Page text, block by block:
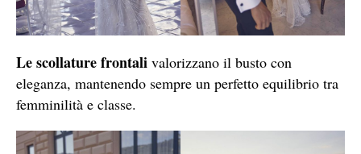
Le scollature frontali valorizzano il busto con
eleganza, mantenendo sempre un perfetto equilibrio tra
femminilità e classe.